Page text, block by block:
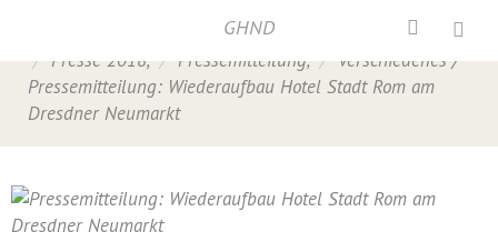
Neumarkt
Presse 2018, Pressemitteilung, Verschiedenes /
Pressemitteilung: Wiederaufbau Hotel Stadt Rom am
Dresdner Neumarkt
GHND